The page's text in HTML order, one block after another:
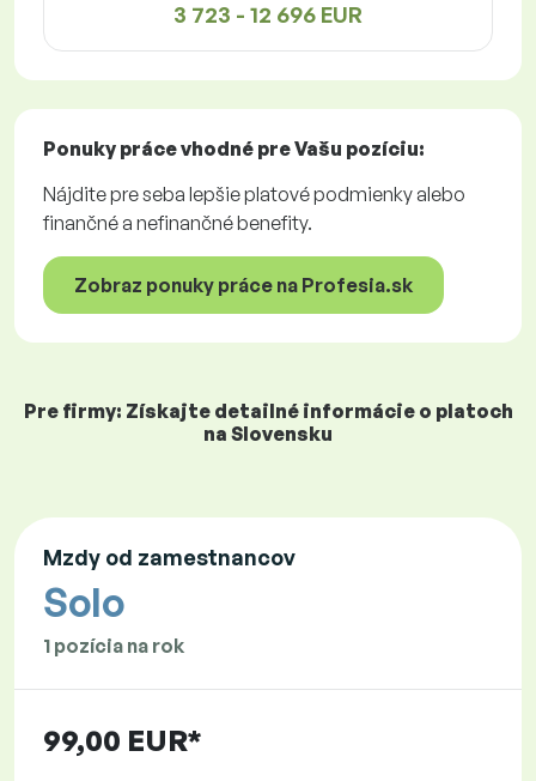
3 723 - 12 696 EUR
Ponuky prácevhodné pre Vašu pozíciu:
Nájdite pre seba lepšie platové podmienky alebo
finančné a nefinančné benefity.
Zobraz ponuky práce na Profesia.sk
Pre firmy: Získajte detailné informácie o platoch
na Slovensku
Mzdy od zamestnancov
Solo
1 pozícia na rok
99,00 EUR*